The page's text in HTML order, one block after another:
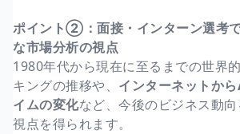
ポイント②：面接・インターン選考
な市場分析の視点
1980年代から現在に至るまでの世界
キングの推移や、 インターネットか
イムの変化など、今後のビジネス動
視点を得られます。